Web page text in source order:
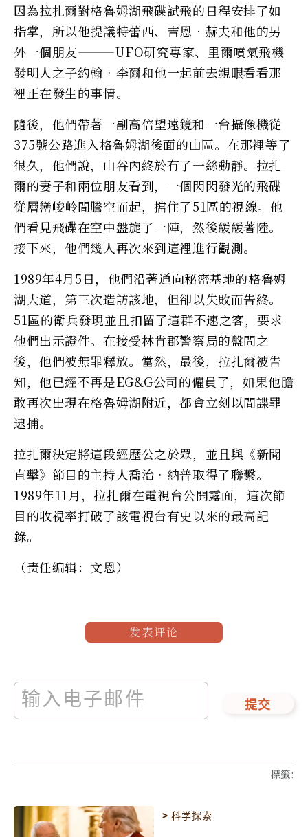
因為拉扎爾對格魯姆湖飛碟試飛的日程安排了如
指掌，所以他提議特蕾西、吉恩•赫夫和他的另
外一個朋友———UFO研究專家、里爾噴氣飛機
發明人之子約翰•李爾和他一起前去親眼看看那
裡正在發生的事情。
隨後，他們帶著一副高倍望遠鏡和一台攝像機從
375號公路進入格魯姆湖後面的山區。在那裡等了
很久，他們說，山谷內終於有了一絲動靜。拉扎
爾的妻子和兩位朋友看到，一個閃閃發光的飛碟
從層巒峻岭間騰空而起，擋住了51區的視線。他
們看見飛碟在空中盤旋了一陣，然後緩緩著陸。
接下來，他們幾人再次來到這裡進行觀測。
1989年4月5日，他們沿著通向秘密基地的格魯姆
湖大道，第三次造訪該地，但卻以失敗而告終。
51區的衛兵發現並且扣留了這群不速之客，要求
他們出示證件。在接受林肯郡警察局的盤問之
後，他們被無罪釋放。當然，最後，拉扎爾被告
知，他已經不再是EG&G公司的僱員了，如果他膽
敢再次出現在格魯姆湖附近，都會立刻以間諜罪
逮捕。
拉扎爾決定將這段經歷公之於眾，並且與《新聞
直擊》節目的主持人喬治•納普取得了聯繫。
1989年11月，拉扎爾在電視台公開露面，這次節
目的收視率打破了該電視台有史以來的最高記
錄。
（责任编辑：文恩）
发表评论
提交
標籤:
>科学探索